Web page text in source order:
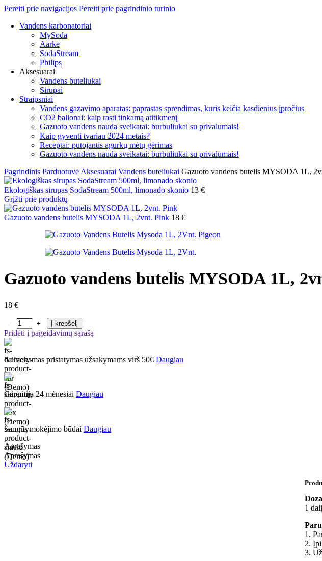
Pereiti prie navigacijos Pereiti prie pagrindinio turinio
Vandens karbonatoriai
MySoda
Aarke
SodaStream
Philips
Aksesuarai
Vandens buteliukai
Sirupai
Straipsniai
Vandens gazavimo aparatas: paprastas sprendimas, kuris keičia kasdienius įpročius
CO2 balionai: kaip rasti tinkamą atitikmenį
Gazuoto vandens nauda sveikatai: burbuliukai su privalumais!
Kaip gyventi tvariau 2024 metais?
Receptai: putojantis agurkų mėtų gėrimas
Gazuoto vandens nauda sveikatai: burbuliukai su privalumais!
Pagrindinis Parduotuvė Aksesuarai Vandens buteliukai Gazuoto vandens butelis MYSODA 1L,
Ekologiškas sirupas SodaStream 500ml, limonado skonio 13 €
Grįžti prie produktų
Gazuoto vandens butelis MYSODA 1L, 2vnt. Pink 18 €
Gazuoto vandens butelis MYSODA 1L,
18 €
Į krepšelį
Pridėti į pageidavimų sąrašą
Nemokamas pristatymas užsakymams virš 50€ Daugiau
Garantija 24 mėnesiai Daugiau
Saugūs mokėjimo būdai Daugiau
Aprašymas
Aprašymas
Uždaryti
1
1.
2.
3.